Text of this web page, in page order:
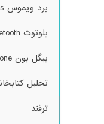
برد ویموس Wemos
بلوتوث Bluetooth
بیگل بون Beaglebone
تحلیل
ترفند